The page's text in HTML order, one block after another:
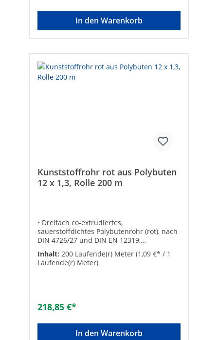
In den Warenkorb
Kunststoffrohr rot aus Polybuten
12 x 1,3, Rolle 200 m
• Dreifach co-extrudiertes,
sauerstoffdichtes Polybutenrohr (rot), nach
DIN 4726/27 und DIN EN 12319,
Putzsystem• 200 m pro RolleTechnische
DatenWerkstoffgüte: sonstige
Inhalt: 200 Laufende(r) Meter (1,09 €* / 1
Laufende(r) Meter)
218,85 €*
In den Warenkorb